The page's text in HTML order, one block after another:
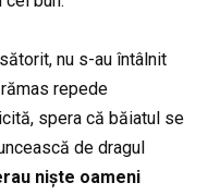
nu s-au întâlnit
repede
spera că băiatul se
de dragul
niște oameni